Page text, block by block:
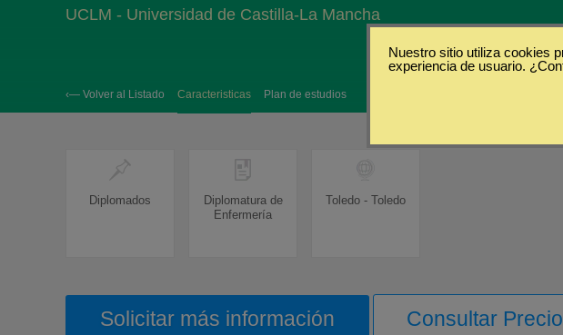
UCLM - Universidad de Castilla-La Mancha
‹— Volver al Listado Caracteristicas Plan de estudios
Diplomados
Diplomatura de
Enfermería
Toledo - Toledo
Solicitar más información Consultar
Nuestro sitio utiliza cookies
experiencia de usuario.